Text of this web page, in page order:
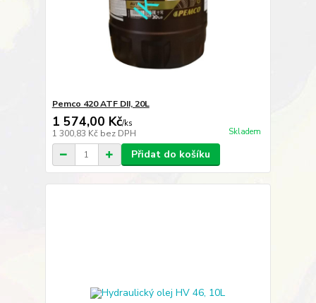
Pemco 420 ATF DII, 20L
1 574,00 Kč/ks
1 300,83 Kč bez DPH Skladem
Přidat do košíku